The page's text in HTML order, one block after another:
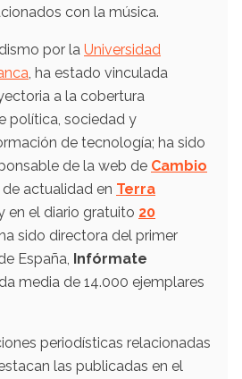
con la música.
por la Universidad
, ha estado vinculada
a la cobertura
política, sociedad y
de tecnología; ha sido
de la web de Cambio
actualidad en Terra
en el diario gratuito 20
sido directora del primer
España, Infórmate
media de 14.000 ejemplares
periodísticas relacionadas
las publicadas en el